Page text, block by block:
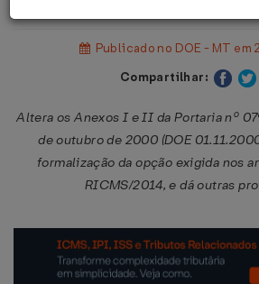
Publicado no DOE - MT em
Compartilhar:
Altera os Anexos I e II da Portaria nº
de outubro de 2000 (DOE
formalização da opção exigida nos
RICMS/2014, e dá outras